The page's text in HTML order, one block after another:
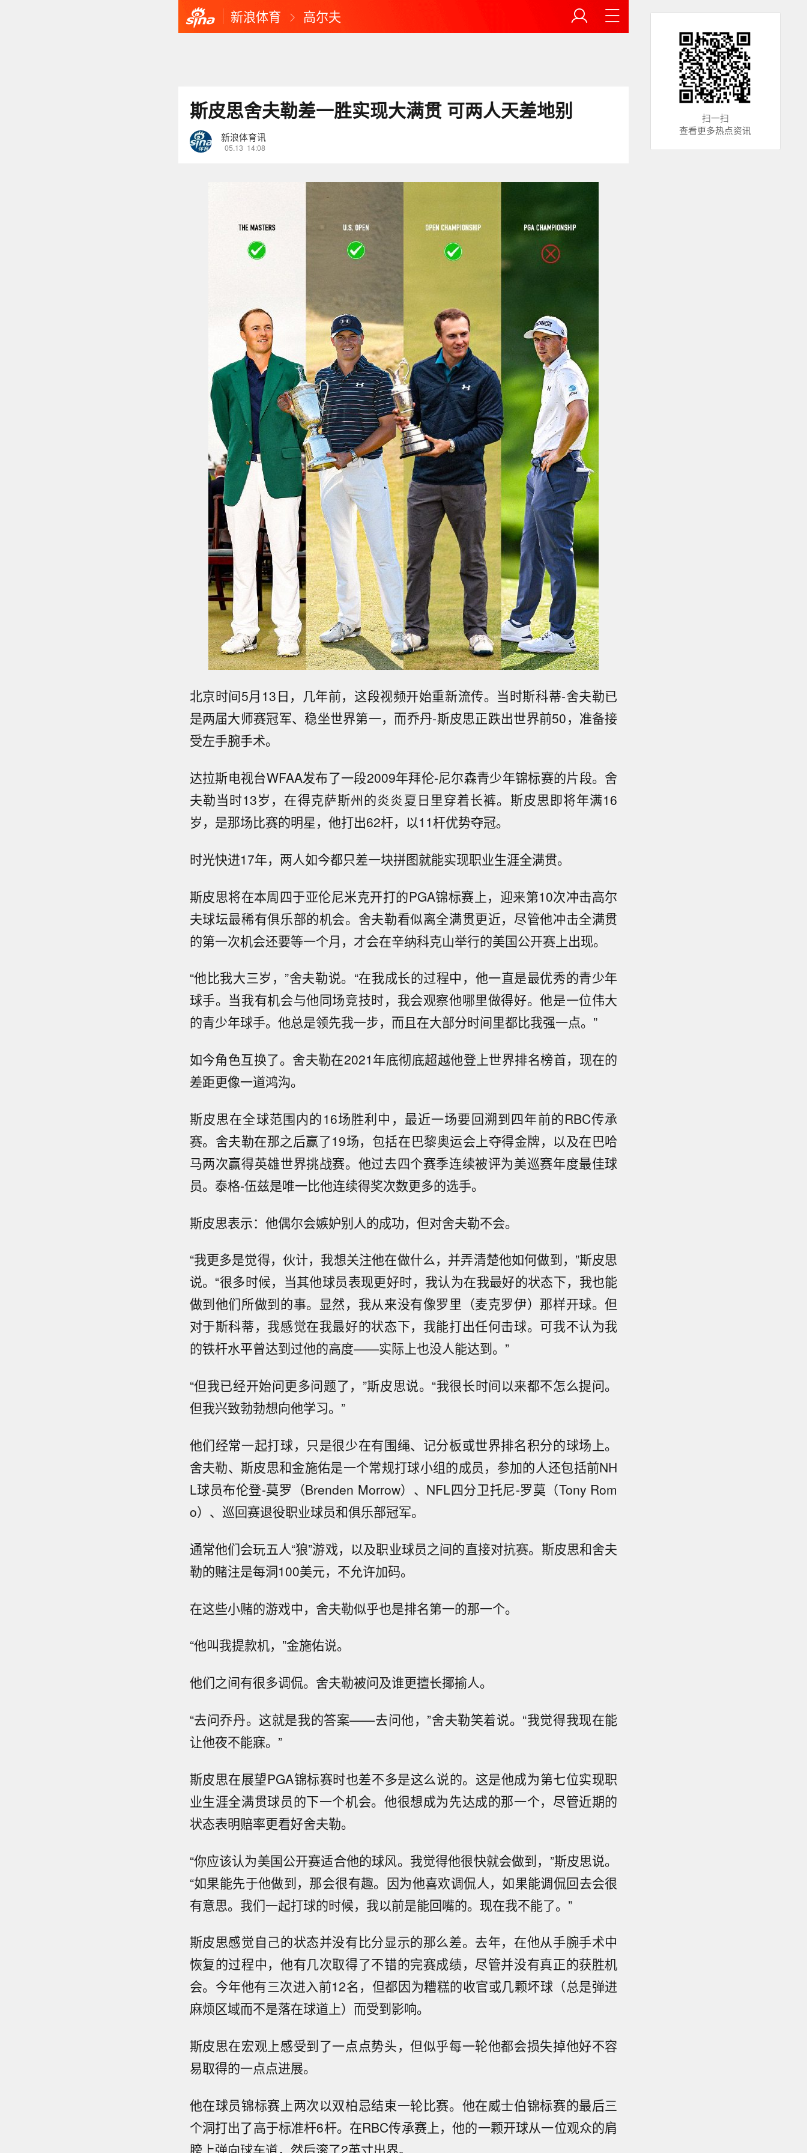
新浪体育 高尔夫
斯皮思舍夫勒差一胜实现大满贯 可两人天差地别
新浪体育讯
05.13 14:08
北京时间5月13日，几年前，这段视频开始重新流传。当时斯科蒂-舍夫勒已
是两届大师赛冠军、稳坐世界第一，而乔丹-斯皮思正跌出世界前50，准备接
受左手腕手术。
达拉斯电视台WFAA发布了一段2009年拜伦-尼尔森青少年锦标赛的片段。舍
夫勒当时13岁，在得克萨斯州的炎炎夏日里穿着长裤。斯皮思即将年满16
岁，是那场比赛的明星，他打出62杆，以11杆优势夺冠。
时光快进17年，两人如今都只差一块拼图就能实现职业生涯全满贯。
斯皮思将在本周四于亚伦尼米克开打的PGA锦标赛上，迎来第10次冲击高尔
夫球坛最稀有俱乐部的机会。舍夫勒看似离全满贯更近，尽管他冲击全满贯
的第一次机会还要等一个月，才会在辛纳科克山举行的美国公开赛上出现。
“他比我大三岁，”舍夫勒说。“在我成长的过程中，他一直是最优秀的青少年
球手。当我有机会与他同场竞技时，我会观察他哪里做得好。他是一位伟大
的青少年球手。他总是领先我一步，而且在大部分时间里都比我强一点。”
如今角色互换了。舍夫勒在2021年底彻底超越他登上世界排名榜首，现在的
差距更像一道鸿沟。
斯皮思在全球范围内的16场胜利中，最近一场要回溯到四年前的RBC传承
赛。舍夫勒在那之后赢了19场，包括在巴黎奥运会上夺得金牌，以及在巴哈
马两次赢得英雄世界挑战赛。他过去四个赛季连续被评为美巡赛年度最佳球
员。泰格-伍兹是唯一比他连续得奖次数更多的选手。
斯皮思表示：他偶尔会嫉妒别人的成功，但对舍夫勒不会。
“我更多是觉得，伙计，我想关注他在做什么，并弄清楚他如何做到，”斯皮思
说。“很多时候，当其他球员表现更好时，我认为在我最好的状态下，我也能
做到他们所做到的事。显然，我从来没有像罗里（麦克罗伊）那样开球。但
对于斯科蒂，我感觉在我最好的状态下，我能打出任何击球。可我不认为我
的铁杆水平曾达到过他的高度——实际上也没人能达到。”
“但我已经开始问更多问题了，”斯皮思说。“我很长时间以来都不怎么提问。
但我兴致勃勃想向他学习。”
他们经常一起打球，只是很少在有围绳、记分板或世界排名积分的球场上。
舍夫勒、斯皮思和金施佑是一个常规打球小组的成员，参加的人还包括前NH
L球员布伦登-莫罗（Brenden Morrow）、NFL四分卫托尼-罗莫（Tony Rom
o）、巡回赛退役职业球员和俱乐部冠军。
通常他们会玩五人“狼”游戏，以及职业球员之间的直接对抗赛。斯皮思和舍夫
勒的赌注是每洞100美元，不允许加码。
在这些小赌的游戏中，舍夫勒似乎也是排名第一的那一个。
“他叫我提款机，”金施佑说。
他们之间有很多调侃。舍夫勒被问及谁更擅长揶揄人。
“去问乔丹。这就是我的答案——去问他，”舍夫勒笑着说。“我觉得我现在能
让他夜不能寐。”
斯皮思在展望PGA锦标赛时也差不多是这么说的。这是他成为第七位实现职
业生涯全满贯球员的下一个机会。他很想成为先达成的那一个，尽管近期的
状态表明赔率更看好舍夫勒。
“你应该认为美国公开赛适合他的球风。我觉得他很快就会做到，”斯皮思说。
“如果能先于他做到，那会很有趣。因为他喜欢调侃人，如果能调侃回去会很
有意思。我们一起打球的时候，我以前是能回嘴的。现在我不能了。”
斯皮思感觉自己的状态并没有比分显示的那么差。去年，在他从手腕手术中
恢复的过程中，他有几次取得了不错的完赛成绩，尽管并没有真正的获胜机
会。今年他有三次进入前12名，但都因为糟糕的收官或几颗坏球（总是弹进
麻烦区域而不是落在球道上）而受到影响。
斯皮思在宏观上感受到了一点点势头，但似乎每一轮他都会损失掉他好不容
易取得的一点点进展。
他在球员锦标赛上两次以双柏忌结束一轮比赛。他在威士伯锦标赛的最后三
个洞打出了高于标准杆6杆。在RBC传承赛上，他的一颗开球从一位观众的肩
扫一扫
查看更多热点资讯